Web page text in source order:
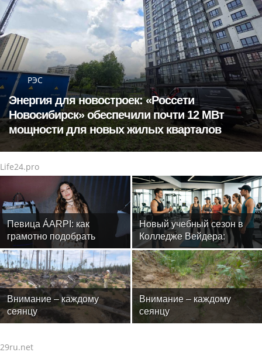
РЭС
Энергия для новостроек: «Россети
Новосибирск» обеспечили почти 12 МВт
мощности для новых жилых кварталов
Life24.pro
Певица ÁARPI: как
грамотно подобрать
гардероб для
выступлений
Новый учебный сезон в
Колледже Вейдера:
стартовали очные
программы подготовки
фитнес-тренеров и
специалистов индустрии
здоровья
Внимание – каждому
сеянцу
Внимание – каждому
сеянцу
29ru.net